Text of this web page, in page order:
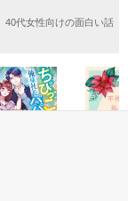
40代女性向けの面白い話